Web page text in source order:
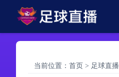
当前位置： 首页 > 足球直播